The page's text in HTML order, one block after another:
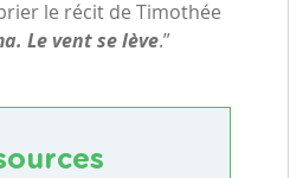
le récit de Timothée
Le vent se lève.”